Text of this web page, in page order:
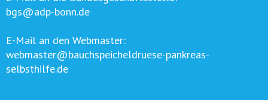
bgs@adp-bonn.de
E-Mail an den Webmaster:
webmaster@bauchspeicheldruese-pankreas-
selbsthilfe.de